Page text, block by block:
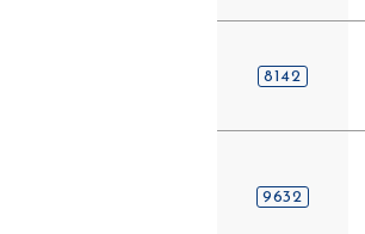
8142
9632